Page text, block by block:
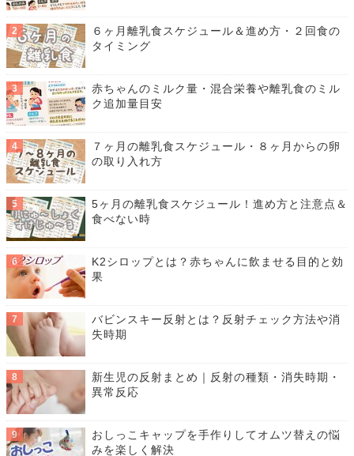
６ヶ月離乳食スケジュール＆進め方・２回食の
タイミング
赤ちゃんのミルク量・混合栄養や離乳食のミル
ク追加量目安
７ヶ月の離乳食スケジュール・８ヶ月からの卵
の取り入れ方
5ヶ月の離乳食スケジュール！進め方と注意点＆
食べない時
K2シロップとは？赤ちゃんに飲ませる目的と効
果
バビンスキー反射とは？反射チェック方法や消
失時期
新生児の反射まとめ｜反射の種類・消失時期・
異常反応
おしっこキャップを手作りしてオムツ替えの悩
みを楽しく解決